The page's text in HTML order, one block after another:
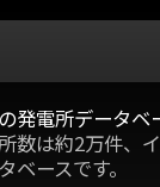
発電所データベ
数は約2万件、
ースです。